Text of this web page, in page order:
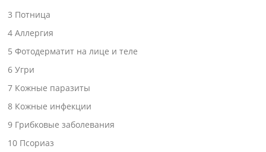
3 Потница
4 Аллергия
5 Фотодерматит на лице и теле
6 Угри
7 Кожные паразиты
8 Кожные инфекции
9 Грибковые заболевания
10 Псориаз